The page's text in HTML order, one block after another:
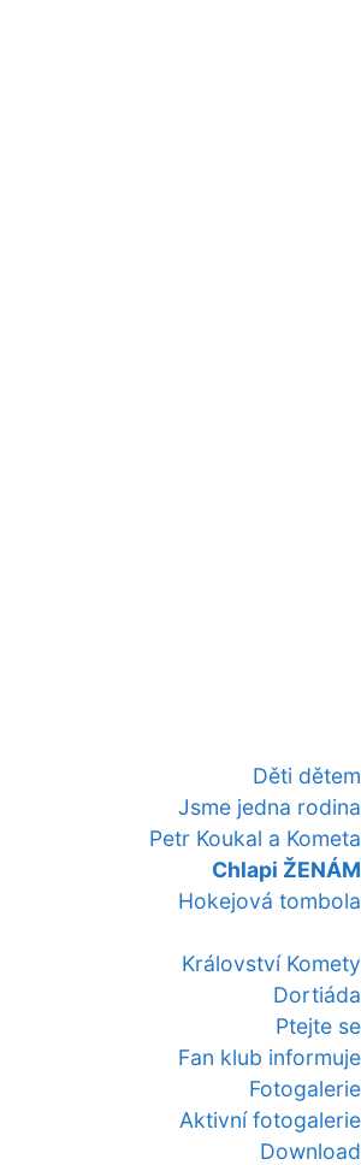
Děti dětem
Jsme jedna rodina
Petr Koukal a Kometa
Chlapi ŽENÁM
Hokejová tombola
Království Komety
Dortiáda
Ptejte se
Fan klub informuje
Fotogalerie
Aktivní fotogalerie
Download